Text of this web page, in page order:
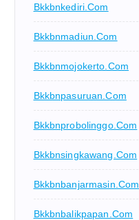
Bkkbnkediri.com
Bkkbnmadiun.com
Bkkbnmojokerto.com
Bkkbnpasuruan.com
Bkkbnprobolinggo.com
Bkkbnsingkawang.com
Bkkbnbanjarmasin.com
Bkkbnbalikpapan.com